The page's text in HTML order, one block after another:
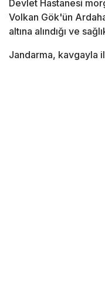
Devlet Hastanesi
Volkan Gök'ün
altına alındığı ve
Jandarma, kavgayla